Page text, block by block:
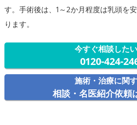
す。手術後は、1～2か月程度は乳頭を
ります。
今すぐ相談した
0120-424-
施術・治療に関
相談・名医紹介依頼